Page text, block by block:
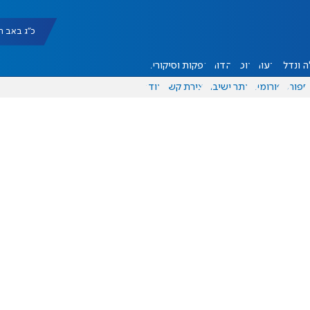
כ"ג באב תשפ"ו
ונדל"ן דעות אוכל יהדות הפקות וסיקורים
ספורט פורומים אתר ישיבה יצירת קשר עוד